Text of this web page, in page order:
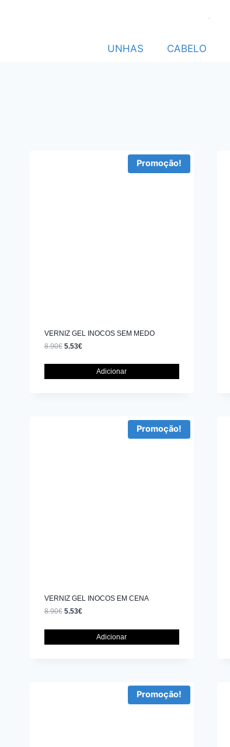
UNHAS CABELO
Promoção!
VERNIZ GEL INOCOS SEM MEDO
8.90€ 5.53€
Adicionar
Promoção!
VERNIZ GEL INOCOS EM CENA
8.90€ 5.53€
Adicionar
Promoção!